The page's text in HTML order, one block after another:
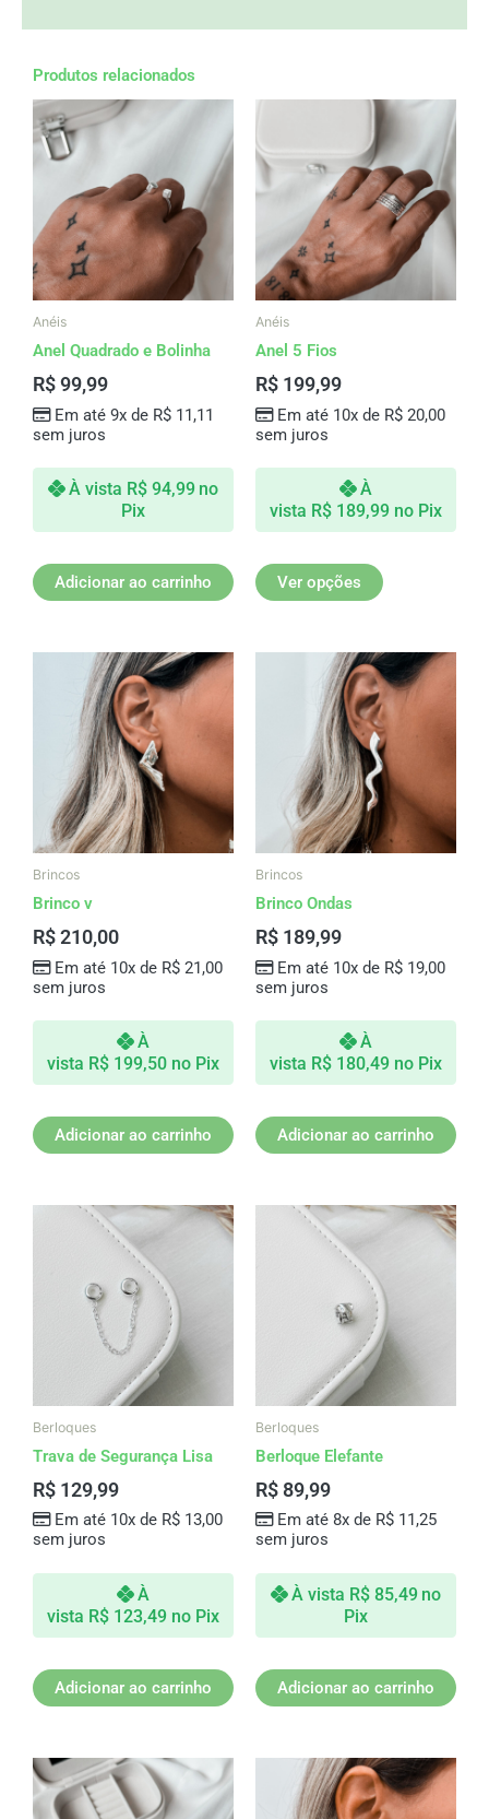
Produtos relacionados
Anéis
Anel Quadrado e Bolinha
R$99,99
Em até 9x de R$11,11
sem juros
À vista R$94,99 no
Pix
Adicionar ao carrinho
Anéis
Anel 5 Fios
R$ 199,99
Em até 10x de R$20,00
sem juros
À
vista R$ 189,99 no Pix
Ver opções
Este
tem
várias
variantes.
As
opções
podem
do
Brincos
Brinco v
R$210,00
Em até 10x de R$21,00
sem juros
À
vista R$ 199,50 no Pix
Adicionar ao carrinho
Brincos
Brinco Ondas
R$ 189,99
Em até 10x de R$19,00
sem juros
À
vista R$ 180,49 no Pix
Adicionar ao carrinho
Berloques
Trava de Segurança Lisa
R$ 129,99
Em até 10x de R$13,00
sem juros
À
vista R$ 123,49 no Pix
Adicionar ao carrinho
Berloques
Berloque Elefante
R$ 89,99
Em até 8x de R$11,25
sem juros
À vista R$85,49 no
Pix
Adicionar ao carrinho
Este
produto